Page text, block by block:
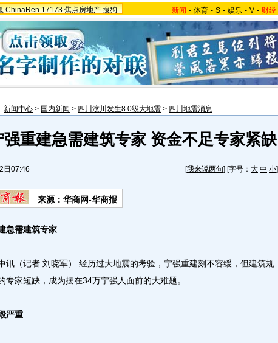
ChinaRen 17173 焦点房地产 搜狗 新闻 - 体育 - S - 娱乐 - V - 财经
新闻中心 > 国内新闻 > 四川汶川发生8.0级大地震 > 四川地震消息
强重建急需建筑专家 资金不足专家紧缺
日07:46 [我来说两句] [字号： 大 中 小]
来源：华商网-华商报
急需建筑专家
（记者 刘晓军） 经历过大地震的考验，宁强重建刻不容缓，但建筑规
专家短缺，成为摆在34万宁强人面前的大难题。
严重